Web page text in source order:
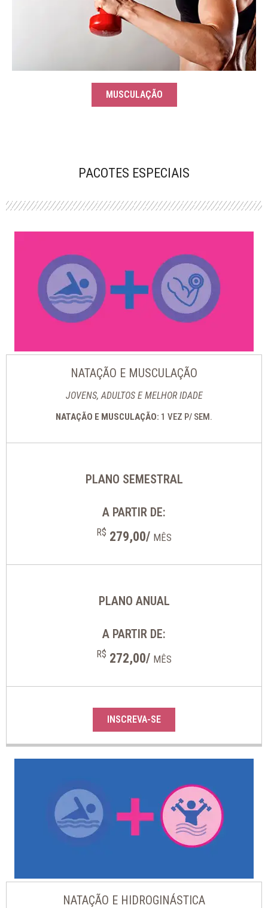
MUSCULAÇÃO
PACOTES ESPECIAIS
NATAÇÃO E MUSCULAÇÃO
JOVENS, ADULTOS E MELHOR IDADE
NATAÇÃO E MUSCULAÇÃO: 1 VEZ P/ SEM.
PLANO SEMESTRAL
A PARTIR DE:
R$ 279,00/ MÊS
PLANO ANUAL
A PARTIR DE:
R$ 272,00/ MÊS
INSCREVA-SE
NATAÇÃO E HIDROGINÁSTICA